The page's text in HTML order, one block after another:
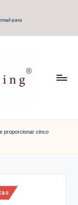
para
proporcionar cinco